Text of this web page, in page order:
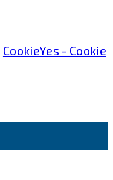
CookieYes - Cookie